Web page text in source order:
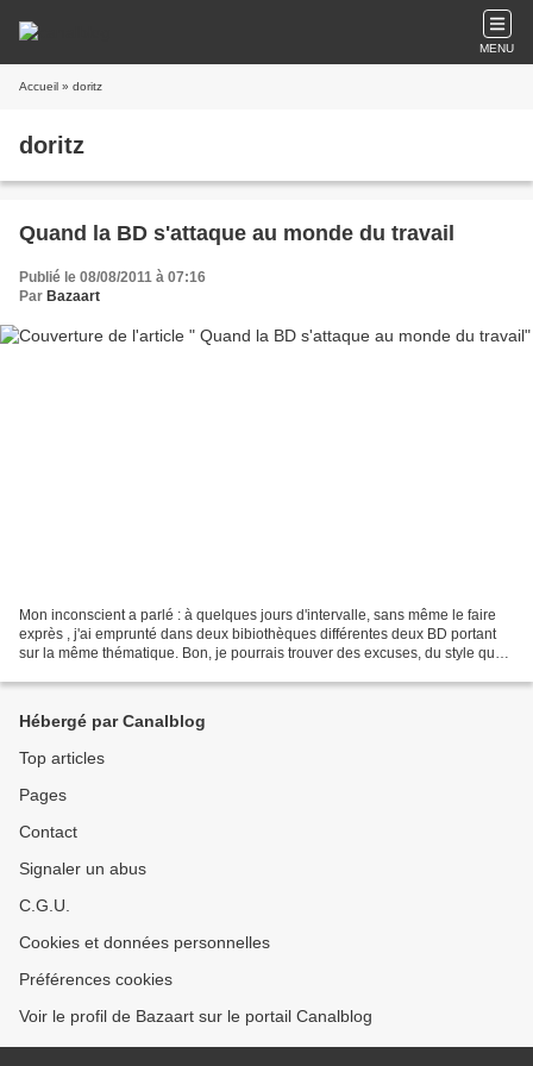
MENU
Accueil » doritz
doritz
Quand la BD s'attaque au monde du travail
Publié le 08/08/2011 à 07:16
Par Bazaart
Mon inconscient a parlé : à quelques jours d'intervalle, sans même le faire
exprès , j'ai emprunté dans deux bibiothèques différentes deux BD portant
sur la même thématique. Bon, je pourrais trouver des excuses, du style que
Hébergé par Canalblog
Top articles
Pages
Contact
Signaler un abus
C.G.U.
Cookies et données personnelles
Préférences cookies
Voir le profil de Bazaart sur le portail Canalblog